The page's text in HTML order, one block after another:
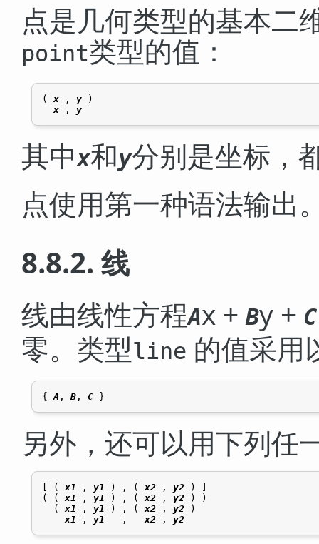
点是几何类型的基本二
point类型的值：
( x , y )
x , y
其中x和y分别是坐标，
点使用第一种语法输出
8.8.2. 线
线由线性方程Ax +By + C
零。类型line 的值采用
{ A , B , C
另外，还可以用下列任
[ ( x1 , y1 ) , ( x2 , y2 ) ]
( ( x1 , y1 ) , ( x2 , y2 ) )
  (
x1 , y1 ) , ( x2 , y2 )
x1
, y1
   ,
x2 , y2